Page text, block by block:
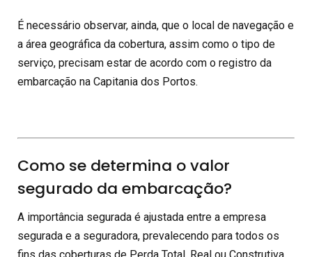
É necessário observar, ainda, que o local de navegação e
a área geográfica da cobertura, assim como o tipo de
serviço, precisam estar de acordo com o registro da
embarcação na Capitania dos Portos.
Como se determina o valor
segurado da embarcação?
A importância segurada é ajustada entre a empresa
segurada e a seguradora, prevalecendo para todos os